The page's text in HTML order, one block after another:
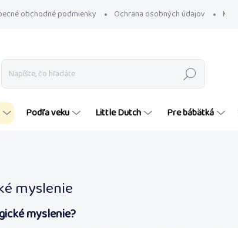
obchodné podmienky Ochrana osobných údajov
Hľadať
Podľa veku Little Dutch Pre bábätká
myslenie
myslenie?